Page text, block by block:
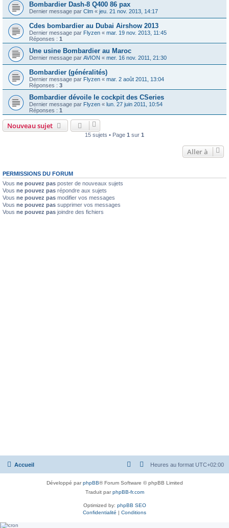
Bombardier Dash-8 Q400 86 pax
Dernier message par Clm « jeu. 21 nov. 2013, 14:17
Cdes bombardier au Dubai Airshow 2013
Dernier message par Flyzen « mar. 19 nov. 2013, 11:45
Réponses : 1
Une usine Bombardier au Maroc
Dernier message par AVION « mer. 16 nov. 2011, 21:30
Bombardier (généralités)
Dernier message par Flyzen « mar. 2 août 2011, 13:04
Réponses : 3
Bombardier dévoile le cockpit des CSeries
Dernier message par Flyzen « lun. 27 juin 2011, 10:54
Réponses : 1
Nouveau sujet
15 sujets • Page 1 sur 1
Aller à
PERMISSIONS DU FORUM
Vous ne pouvez pas poster de nouveaux sujets
Vous ne pouvez pas répondre aux sujets
Vous ne pouvez pas modifier vos messages
Vous ne pouvez pas supprimer vos messages
Vous ne pouvez pas joindre des fichiers
Accueil Heures au format UTC+02:00
Développé parphpBB® Forum Software © phpBB Limited
Traduit parphpBB-fr.com
Optimized by: phpBB SEO
Confidentialité | Conditions